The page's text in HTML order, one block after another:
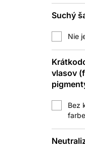
Suchý
Nie
vlasov
Bez